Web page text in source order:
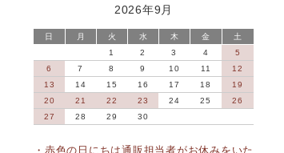
2026年9月
日 月 火 水 木 金
土
1
2 3 4
5
6
7 8 9 10 11
12
13
14 15 16 17 18
19
20
21 22 23 24 25
26
27
28 29 30
・赤色の日にちは通販担当者がお休みをいた